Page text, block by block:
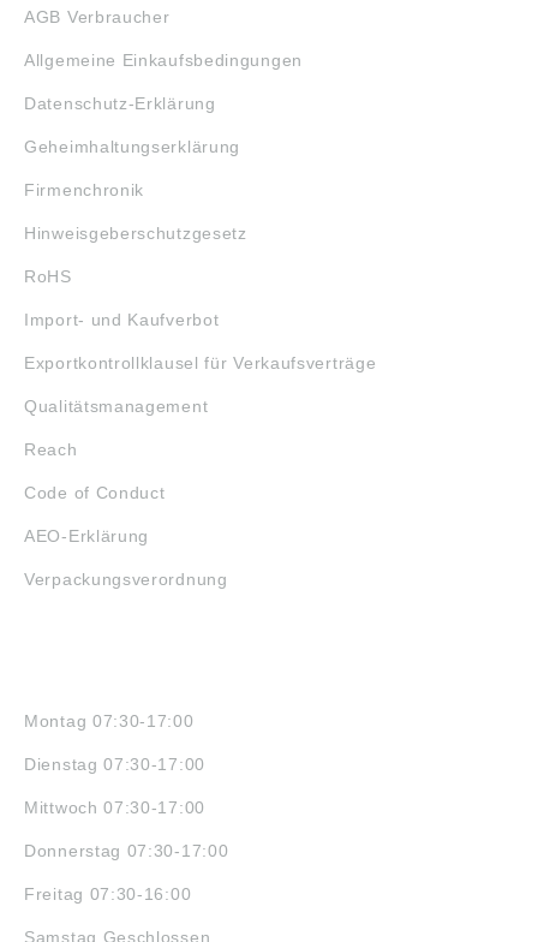
AGB Verbraucher
Allgemeine Einkaufsbedingungen
Datenschutz-Erklärung
Geheimhaltungserklärung
Firmenchronik
Hinweisgeberschutzgesetz
RoHS
Import- und Kaufverbot
Exportkontrollklausel für Verkaufsverträge
Qualitätsmanagement
Reach
Code of Conduct
AEO-Erklärung
Verpackungsverordnung
Montag 07:30-17:00
Dienstag 07:30-17:00
Mittwoch 07:30-17:00
Donnerstag 07:30-17:00
Freitag 07:30-16:00
Samstag Geschlossen